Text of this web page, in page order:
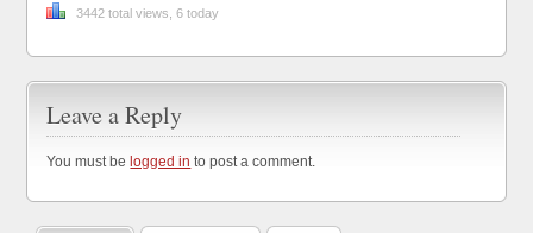
3442 total views, 6 today
Leave a Reply
You must be logged in to post a comment.